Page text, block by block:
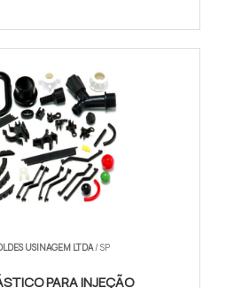
USINAGEM LTDA/ SP
PARA INJEÇÃO